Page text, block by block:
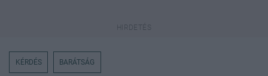
KÉRDÉS BARÁTSÁG